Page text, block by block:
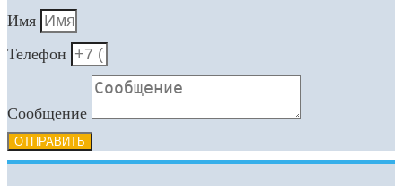
Имя
Телефон
Сообщение
ОТПРАВИТЬ